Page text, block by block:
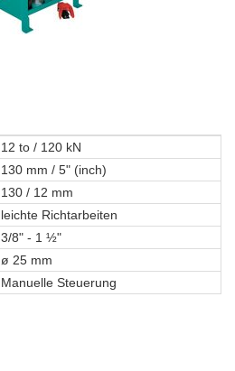
12 to / 120 kN
130 mm / 5" (inch)
130 / 12 mm
leichte Richtarbeiten
3/8" - 1 ½"
ø 25 mm
Manuelle Steuerung